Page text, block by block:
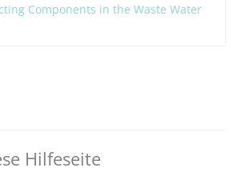
Components in the Waste Water
Hilfeseite